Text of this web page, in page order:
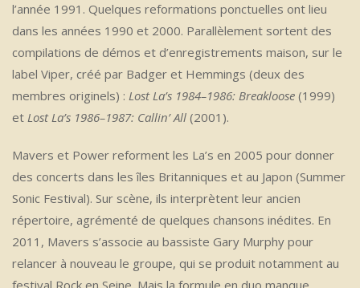
l’année 1991. Quelques reformations ponctuelles ont lieu
dans les années 1990 et 2000. Parallèlement sortent des
compilations de démos et d’enregistrements maison, sur le
label Viper, créé par Badger et Hemmings (deux des
membres originels) : Lost La’s 1984–1986: Breakloose (1999)
et Lost La’s 1986–1987: Callin’ All (2001).
Mavers et Power reforment les La’s en 2005 pour donner
des concerts dans les îles Britanniques et au Japon (Summer
Sonic Festival). Sur scène, ils interprètent leur ancien
répertoire, agrémenté de quelques chansons inédites. En
2011, Mavers s’associe au bassiste Gary Murphy pour
relancer à nouveau le groupe, qui se produit notamment au
festival Rock en Seine. Mais la formule en duo manque